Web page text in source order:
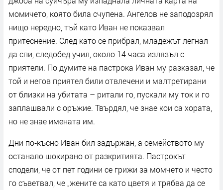
момичето, която била счупена. Ангелов не заподозрял
нищо нередно, тъй като Иван не показвал
притеснение. След като се прибрал, младежът легнал
да спи, следобед учил, около 14 часа излязъл с
приятели. По думите на пастрока Иван му разказал, че
той и негов приятел били отвлечени и малтретирани
от близки на убитата – ритали го, пускали му ток и го
заплашвали с оръжие. Твърдял, че знае кои са хората,
но не знае имената им.
Дни по‑късно Иван бил задържан, а семейството му
останало шокирано от разкритията. Пастрокът
сподели, че от пет години се грижи за момчето и често
го съветвал, че „жените са като цветя и трябва да се